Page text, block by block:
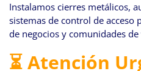
Instalamos cierres metálicos,
sistemas de control de acceso
de negocios y comunidades de
⏳ Atención